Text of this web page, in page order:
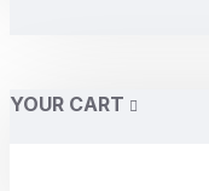
YOUR CART